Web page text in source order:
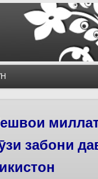
роҳи
феҳристи